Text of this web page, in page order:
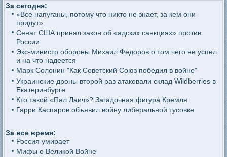
За сегодня:
«Все напуганы, потому что никто не знает, за кем они
придут»
Сенат США принял закон об «адских санкциях» против
России
Экс-министр обороны Михаил Федоров о том чего не успел
и на что надеется
Марк Солонин "Как Советский Союз победил в войне"
Украинские дроны второй раз атаковали склад Wildberries в
Екатеринбурге
Кто такой «Пал Лаич»? Загадочная фигура Кремля
Гарри Каспаров объявил войну либеральной тусовке
За все время:
Россия умирает
Мифы о Великой Войне